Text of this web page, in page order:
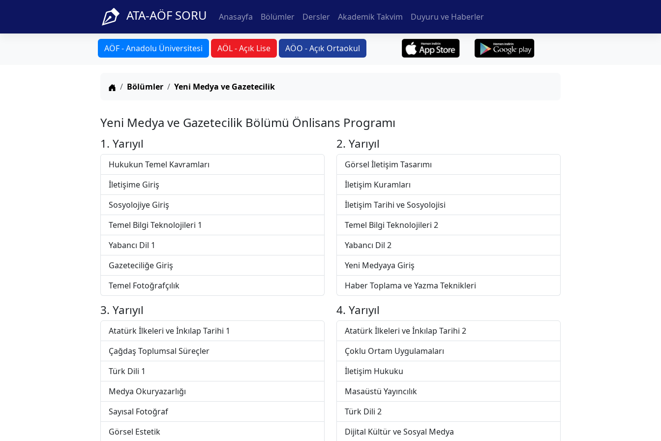
ATA-AÖF SORU Anasayfa Bölümler Dersler Akademik Takvim Duyuru ve Haberler
AÖF - Anadolu Üniversitesi AÖL - Açık Lise AÖO - Açık Ortaokul
Anasayfa
Bölümler Yeni Medya ve Gazetecilik
Yeni Medya ve Gazetecilik Bölümü Önlisans Programı
1. Yarıyıl
Hukukun Temel Kavramları
İletişime Giriş
Sosyolojiye Giriş
Temel Bilgi Teknolojileri 1
Yabancı Dil 1
Gazeteciliğe Giriş
Temel Fotoğrafçılık
2. Yarıyıl
Görsel İletişim Tasarımı
İletişim Kuramları
İletişim Tarihi ve Sosyolojisi
Temel Bilgi Teknolojileri 2
Yabancı Dil 2
Yeni Medyaya Giriş
Haber Toplama ve Yazma Teknikleri
3. Yarıyıl
Atatürk İlkeleri ve İnkılap Tarihi 1
Çağdaş Toplumsal Süreçler
Türk Dili 1
Medya Okuryazarlığı
Sayısal Fotoğraf
Görsel Estetik
4. Yarıyıl
Atatürk İlkeleri ve İnkılap Tarihi 2
Çoklu Ortam Uygulamaları
İletişim Hukuku
Masaüstü Yayıncılık
Türk Dili 2
Dijital Kültür ve Sosyal Medya